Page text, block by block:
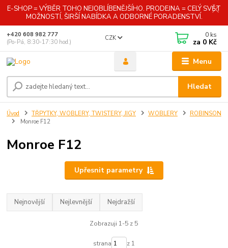
E-SHOP = VÝBĚR TOHO NEJOBLÍBENĚJŠÍHO. PRODEJNA = CELÝ SVĚT
MOŽNOSTÍ, ŠIRŠÍ NABÍDKA A ODBORNÉ PORADENSTVÍ.
Menu
CZK
Hledat
+420 608 982 777
(Po-Pá, 8:30-17:30 hod.)
0 ks
za 0 Kč
Úvod TŘPYTKY, WOBLERY, TWISTERY, JIGY WOBLERY
ROBINSON
Monroe F12
Monroe F12
Upřesnit parametry
Nejnovější Nejlevnější Nejdražší
Zobrazuji 1-5 z 5
strana z 1